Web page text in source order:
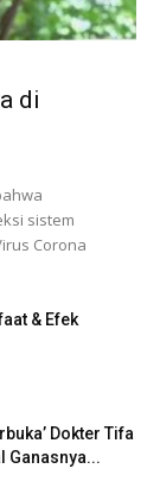
di
sistem
Corona
& Efek
Dokter Tifa
Ganasnya...